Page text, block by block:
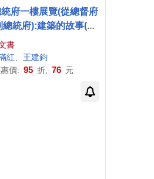
府一樓展覽(從總督府
總統府):建築的故事(日
書
紅 、王建鈞
價: 95 折, 76 元